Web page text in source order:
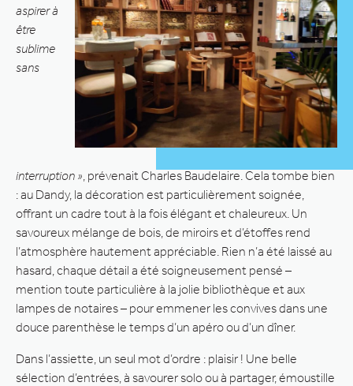
aspirer à
être
sublime
sans
interruption » , prévenait Charles Baudelaire. Cela tombe bien
: au Dandy, la décoration est particulièrement soignée,
offrant un cadre tout à la fois élégant et chaleureux. Un
savoureux mélange de bois, de miroirs et d’étoffes rend
l’atmosphère hautement appréciable. Rien n’a été laissé au
hasard, chaque détail a été soigneusement pensé –
mention toute particulière à la jolie bibliothèque et aux
lampes de notaires – pour emmener les convives dans une
douce parenthèse le temps d’un apéro ou d’un dîner.
Dans l’assiette, un seul mot d’ordre : plaisir ! Une belle
sélection d’entrées, à savourer solo ou à partager, émoustille